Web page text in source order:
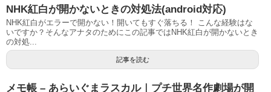
NHK紅白が開かないときの対処法(android対応)
NHK紅白がエラーで開かない！開いてもすぐ落ちる！ こんな経験はな
いですか？そんなアナタのためにこの記事ではNHK紅白が開かないとき
の対処...
記事を読む
メモ帳 – あらいぐまラスカル｜プチ世界名作劇場が開